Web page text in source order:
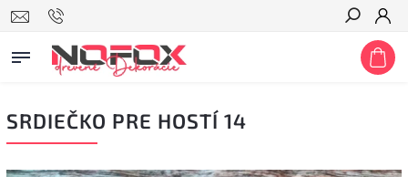
Hľadať
SRDIEČKO PRE HOSTÍ 14